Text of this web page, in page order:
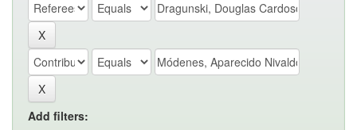
Add filters: